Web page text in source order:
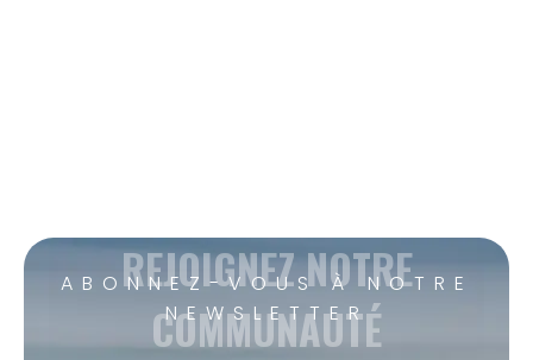
ABONNEZ-VOUS À NOTRE
NEWSLETTER
REJOIGNEZ NOTRE
COMMUNAUTÉ